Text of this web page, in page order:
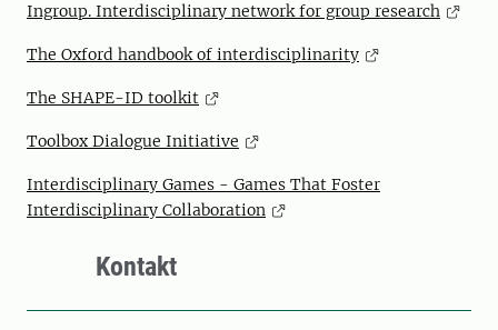
Ingroup. Interdisciplinary network for group research
The Oxford handbook of interdisciplinarity
The SHAPE-ID toolkit
Toolbox Dialogue Initiative
Interdisciplinary Games - Games That Foster
Interdisciplinary Collaboration
Kontakt